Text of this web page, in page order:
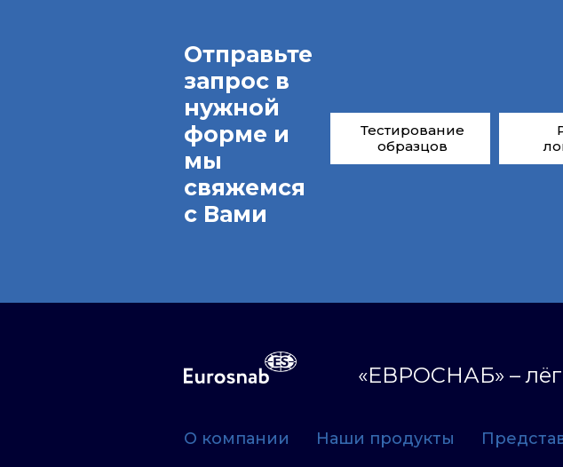
Отправьте
запрос в
нужной
форме и
мы
свяжемся
с Вами
Тестирование
образцов
«ЕВРОСНАБ» –
О компании Наши продукты